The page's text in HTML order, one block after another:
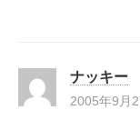
ナッキー
2005年9月